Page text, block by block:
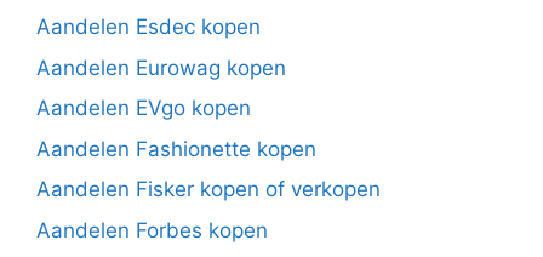
Aandelen Esdec kopen
Aandelen Eurowag kopen
Aandelen EVgo kopen
Aandelen Fashionette kopen
Aandelen Fisker kopen of verkopen
Aandelen Forbes kopen